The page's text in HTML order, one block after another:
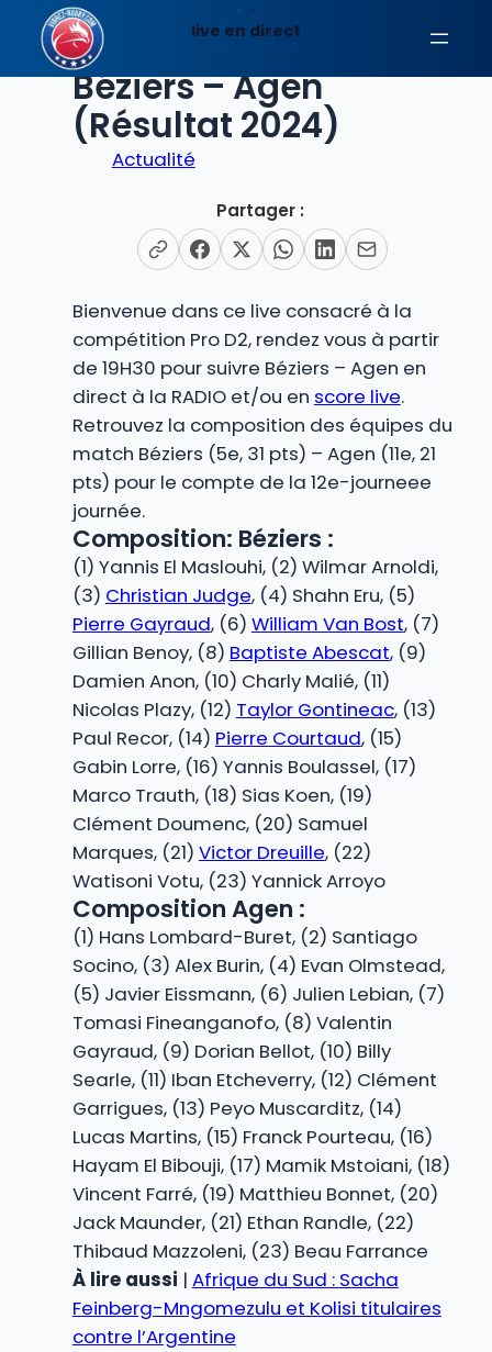
contenu
EN DIRECT
Béziers – Agen
(Résultat 2024)
Actualité
Partager :
Bienvenue dans ce live consacré à la
compétition Pro D2, rendez vous à partir
de 19H30 pour suivre Béziers – Agen en
direct à la RADIO et/ou en score live.
Retrouvez la composition des équipes du
match Béziers (5e, 31 pts) – Agen (11e, 21
pts) pour le compte de la 12e-journeee
journée.
Composition: Béziers :
(1) Yannis El Maslouhi, (2) Wilmar Arnoldi,
(3) Christian Judge, (4) Shahn Eru, (5)
Pierre Gayraud, (6) William Van Bost, (7)
Gillian Benoy, (8) Baptiste Abescat, (9)
Damien Anon, (10) Charly Malié, (11)
Nicolas Plazy, (12) Taylor Gontineac, (13)
Paul Recor, (14) Pierre Courtaud, (15)
Gabin Lorre, (16) Yannis Boulassel, (17)
Marco Trauth, (18) Sias Koen, (19)
Clément Doumenc, (20) Samuel
Marques, (21) Victor Dreuille, (22)
Watisoni Votu, (23) Yannick Arroyo
Composition Agen :
(1) Hans Lombard-Buret, (2) Santiago
Socino, (3) Alex Burin, (4) Evan Olmstead,
(5) Javier Eissmann, (6) Julien Lebian, (7)
Tomasi Fineanganofo, (8) Valentin
Gayraud, (9) Dorian Bellot, (10) Billy
Searle, (11) Iban Etcheverry, (12) Clément
Garrigues, (13) Peyo Muscarditz, (14)
Lucas Martins, (15) Franck Pourteau, (16)
Hayam El Bibouji, (17) Mamik Mstoiani, (18)
Vincent Farré, (19) Matthieu Bonnet, (20)
Jack Maunder, (21) Ethan Randle, (22)
Thibaud Mazzoleni, (23) Beau Farrance
À lire aussi | Afrique du Sud : Sacha
Feinberg-Mngomezulu et Kolisi titulaires
contre l’Argentine
live en direct